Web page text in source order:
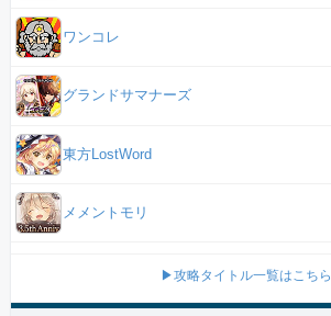
ワンコレ
グランドサマナーズ
東方LostWord
メメントモリ
▶攻略タイトル一覧はこちら